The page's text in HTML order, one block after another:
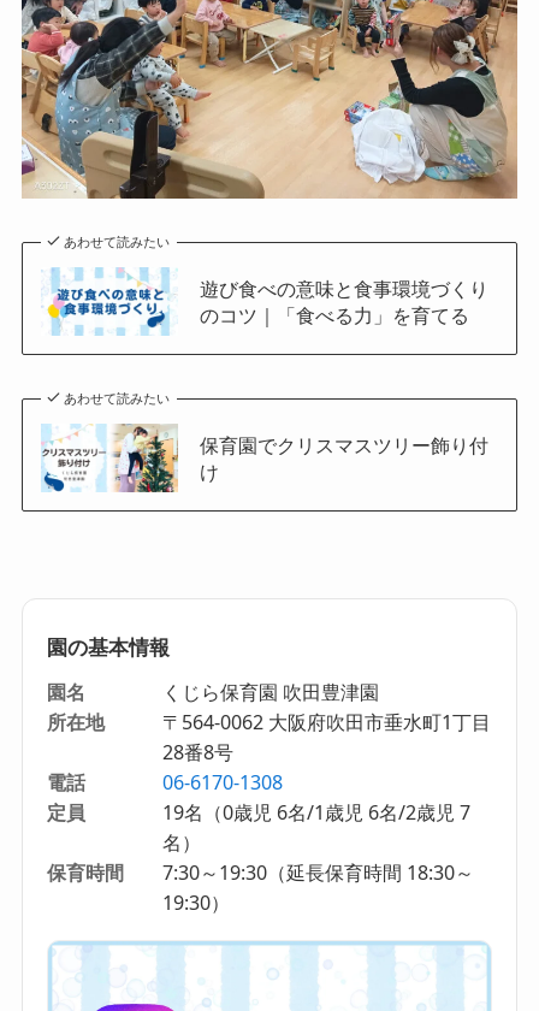
あわせて読みたい
遊び食べの意味と食事環境づくり
のコツ｜「食べる力」を育てる
あわせて読みたい
保育園でクリスマスツリー飾り付
け
園の基本情報
園名
くじら保育園 吹田豊津園
所在地
〒564-0062 大阪府吹田市垂水町1丁目
28番8号
電話
06-6170-1308
定員
19名（0歳児 6名/1歳児 6名/2歳児 7
名）
保育時間
7:30～19:30（延長保育時間 18:30～
19:30）